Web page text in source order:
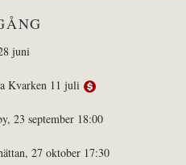
juni
Kvarken 11 juli
23 september 18:00
27 oktober 17:30